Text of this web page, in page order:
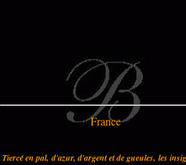
France
Tiercé en pal, d'azur, d'argent et de gueules, les